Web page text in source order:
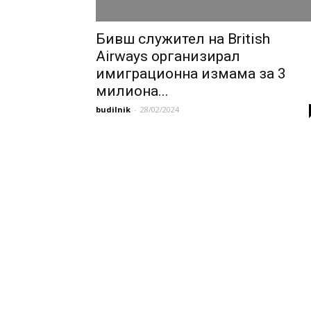
Бивш служител на British
Airways организирал
имиграционна измама за 3
милиона...
budilnik - 28/02/2024